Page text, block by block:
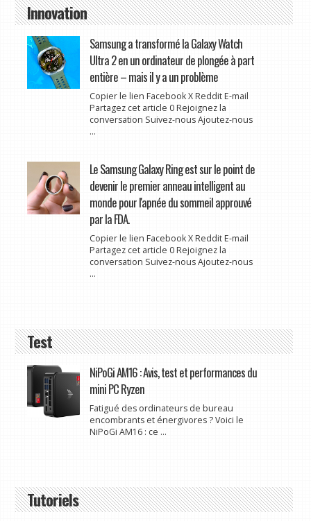
Innovation
Samsung a transformé la Galaxy Watch
Ultra 2 en un ordinateur de plongée à part
entière – mais il y a un problème
Copier le lien Facebook X Reddit E-mail
Partagez cet article 0 Rejoignez la
conversation Suivez-nous Ajoutez-nous
...
Le Samsung Galaxy Ring est sur le point de
devenir le premier anneau intelligent au
monde pour l'apnée du sommeil approuvé
par la FDA.
Copier le lien Facebook X Reddit E-mail
Partagez cet article 0 Rejoignez la
conversation Suivez-nous Ajoutez-nous
...
Test
NiPoGi AM16 : Avis, test et performances du
mini PC Ryzen
Fatigué des ordinateurs de bureau
encombrants et énergivores ? Voici le
NiPoGi AM16 : ce ...
Tutoriels